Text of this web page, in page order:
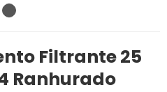
Filtrante 25
Ranhurado